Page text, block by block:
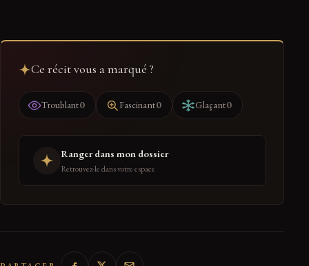
Ce récit vous a marqué ?
Troublant0 Fascinant0 Glaçant0
Ranger dans mon dossier
Retrouvez-le dans votre espace